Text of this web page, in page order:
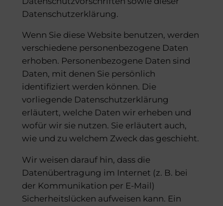
Datenschutzerklärung.
Wenn Sie diese Website benutzen, werden
verschiedene personenbezogene Daten
erhoben. Personenbezogene Daten sind
Daten, mit denen Sie persönlich
identifiziert werden können. Die
vorliegende Datenschutzerklärung
erläutert, welche Daten wir erheben und
wofür wir sie nutzen. Sie erläutert auch,
wie und zu welchem Zweck das geschieht.
Wir weisen darauf hin, dass die
Datenübertragung im Internet (z. B. bei
der Kommunikation per E-Mail)
Sicherheitslücken aufweisen kann. Ein